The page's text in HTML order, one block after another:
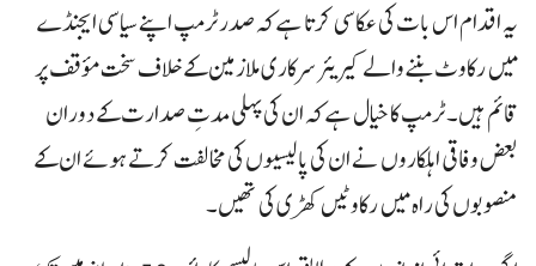
یہ اقدام اس بات کی عکاسی کرتا ہے کہ صدر ٹرمپ اپنے سیاسی ایجنڈے
میں رکاوٹ بننے والے کیریئر سرکاری ملازمین کے خلاف سخت مؤقف پر
قائم ہیں۔ ٹرمپ کا خیال ہے کہ ان کی پہلی مدتِ صدارت کے دوران
بعض وفاقی اہلکاروں نے ان کی پالیسیوں کی مخالفت کرتے ہوئے ان کے
منصوبوں کی راہ میں رکاوٹیں کھڑی کی تھیں۔